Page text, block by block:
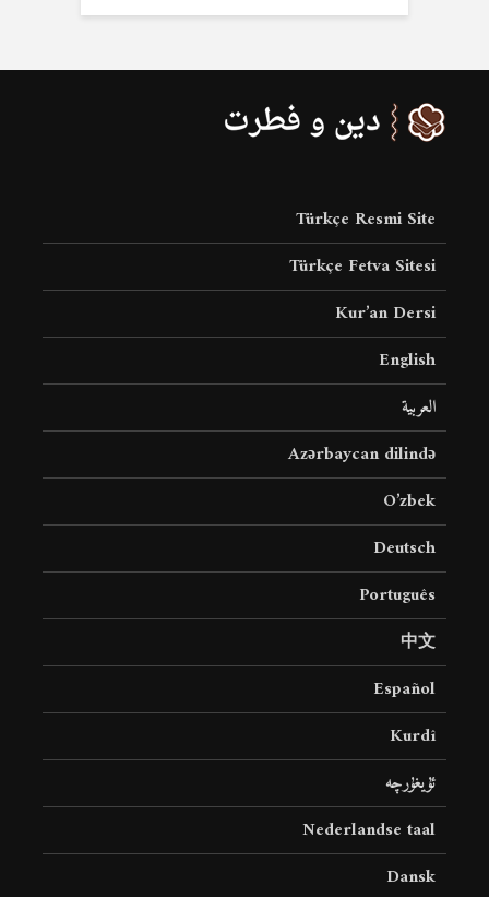
Türkçe Resmi Site
Türkçe Fetva Sitesi
Kur’an Dersi
English
العربية
Azərbaycan dilində
O’zbek
Deutsch
Português
中文
Español
Kurdî
ئۇيغۇرچە
Nederlandse taal
Dansk